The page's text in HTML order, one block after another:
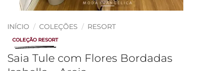
INÍCIO / COLEÇÕES / RESORT
COLEÇÃO RESORT
Saia Tule com Flores Bordadas